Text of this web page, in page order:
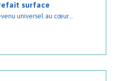
surface
universel au cœur...